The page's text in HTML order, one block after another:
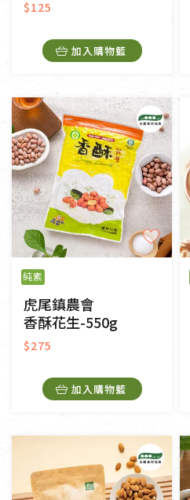
$125
加入購物籃
純素
虎尾鎮農會
香酥花生-550g
$275
加入購物籃